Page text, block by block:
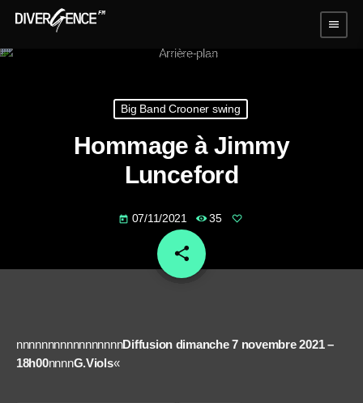
menu
Big Band Crooner swing
Hommage à Jimmy
Lunceford
today 07/11/2021 35
share
email
nnnnnnnnnnnnnnnnnDiffusion dimanche 7 novembre 2021 –
18h00nnnnG.Viols«